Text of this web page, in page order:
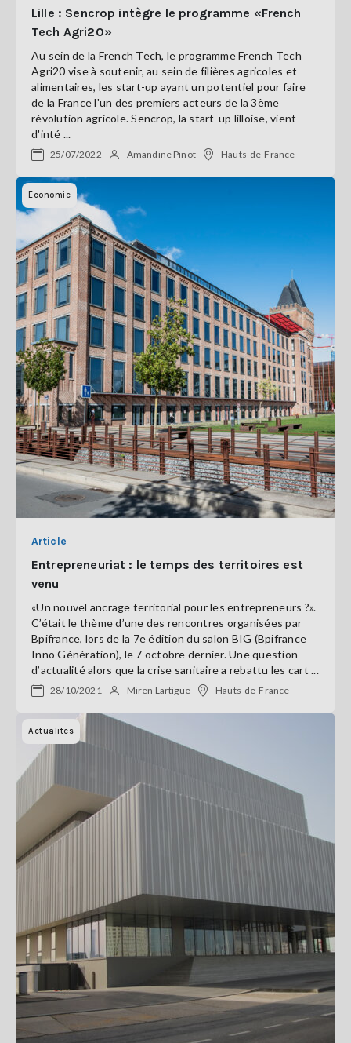
Lille : Sencrop intègre le programme «French
Tech Agri20»
Au sein de la French Tech, le programme French Tech
Agri20 vise à soutenir, au sein de filières agricoles et
alimentaires, les start-up ayant un potentiel pour faire
de la France l'un des premiers acteurs de la 3ème
révolution agricole. Sencrop, la start-up lilloise, vient
d'inté ...
25/07/2022 Amandine Pinot Hauts-de-France
Economie
Article
Entrepreneuriat : le temps des territoires est
venu
«Un nouvel ancrage territorial pour les entrepreneurs ?».
C’était le thème d’une des rencontres organisées par
Bpifrance, lors de la 7e édition du salon BIG (Bpifrance
Inno Génération), le 7 octobre dernier. Une question
d’actualité alors que la crise sanitaire a rebattu les cart ...
28/10/2021 Miren Lartigue Hauts-de-France
Actualites